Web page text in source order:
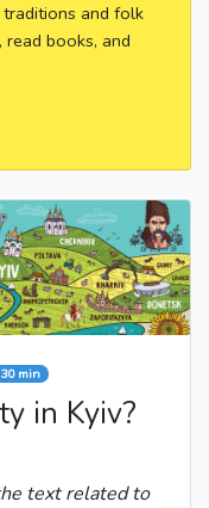
and folk
books, and
30 min
in Kyiv?
text related to